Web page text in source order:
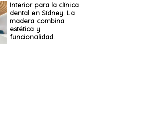
Interior para la clínica
dental en Sídney. La
madera combina
estética y
funcionalidad.